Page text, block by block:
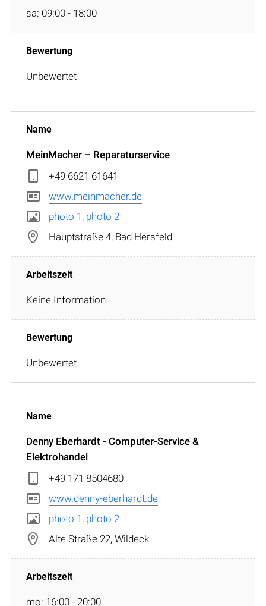
sa: 09:00 - 18:00
Unbewertet
MeinMacher – Reparaturservice
+49 6621 61641
www.meinmacher.de
photo 1 , photo 2
Hauptstraße 4, Bad Hersfeld
Keine Information
Unbewertet
Denny Eberhardt - Computer-Service &
Elektrohandel
+49 171 8504680
www.denny-eberhardt.de
photo 1 , photo 2
Alte Straße 22, Wildeck
mo: 16:00 - 20:00